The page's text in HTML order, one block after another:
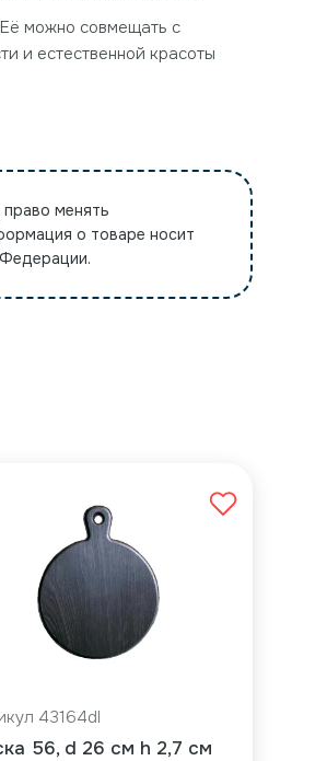
Её можно совмещать с
и естественной красоты
менять
о товаре носит
43164dl
56, d 26 см h 2,7 см